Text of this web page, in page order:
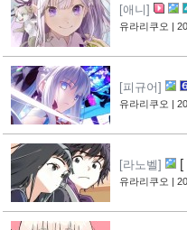
[애니]
계 생활 ] 4
유라리쿠오 |
[피규어]
페이 신작
유라리쿠오 |
[라노벨]
[
표지 공개
유라리쿠오 |